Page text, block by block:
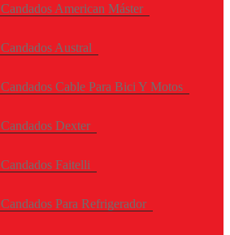
Candados American Máster
Candados Austral
Candados Cable Para Bici Y Motos
Candados Dexter
Candados Faitelli
Candados Para Refrigerador